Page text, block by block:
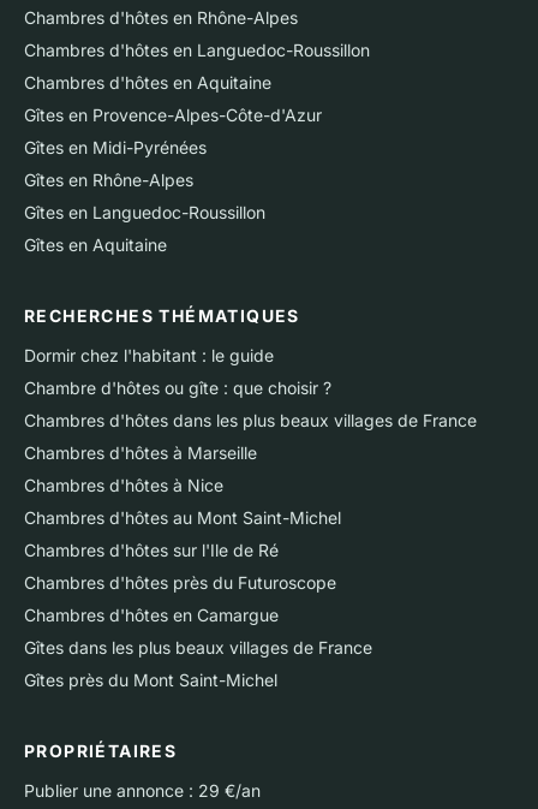
Chambres d'hôtes en Rhône-Alpes
Chambres d'hôtes en Languedoc-Roussillon
Chambres d'hôtes en Aquitaine
Gîtes en Provence-Alpes-Côte-d'Azur
Gîtes en Midi-Pyrénées
Gîtes en Rhône-Alpes
Gîtes en Languedoc-Roussillon
Gîtes en Aquitaine
RECHERCHES THÉMATIQUES
Dormir chez l'habitant : le guide
Chambre d'hôtes ou gîte : que choisir ?
Chambres d'hôtes dans les plus beaux villages de France
Chambres d'hôtes à Marseille
Chambres d'hôtes à Nice
Chambres d'hôtes au Mont Saint-Michel
Chambres d'hôtes sur l'Ile de Ré
Chambres d'hôtes près du Futuroscope
Chambres d'hôtes en Camargue
Gîtes dans les plus beaux villages de France
Gîtes près du Mont Saint-Michel
PROPRIÉTAIRES
Publier une annonce : 29 €/an